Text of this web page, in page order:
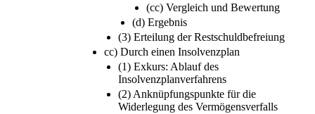
(cc) Vergleich und Bewertung
(d) Ergebnis
(3) Erteilung der Restschuldbefreiung
cc) Durch einen Insolvenzplan
(1) Exkurs: Ablauf des
Insolvenzplanverfahrens
(2) Anknüpfungspunkte für die
Widerlegung des Vermögensverfalls